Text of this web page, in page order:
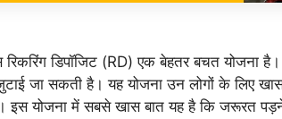
डिपॉजिट (RD) एक बेहतर बचत योजना
जा सकती है। यह योजना उन लोगों के लिए
योजना में सबसे खास बात यह है कि जरूरत